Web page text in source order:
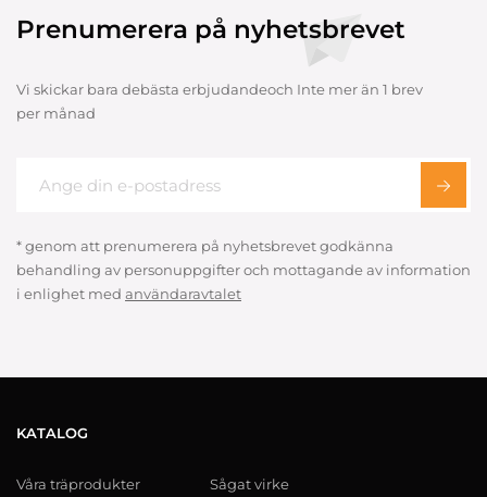
Prenumerera på nyhetsbrevet
Vi skickar bara debästa erbjudandeoch Inte mer än 1 brev
per månad
* genom att prenumerera på nyhetsbrevet godkänna
behandling av personuppgifter och mottagande av information
i enlighet med användaravtalet
KATALOG
Våra träprodukter Sågat virke